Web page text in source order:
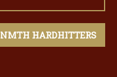
NMTH HARDHITTERS